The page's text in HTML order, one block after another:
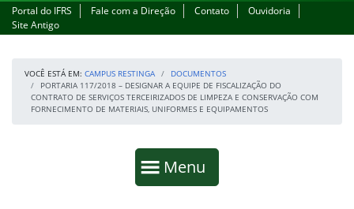
Portal do IFRS Fale com a Direção Contato
Ouvidoria
Site Antigo
VOCÊ ESTÁ EM: CAMPUS RESTINGA
DOCUMENTOS
PORTARIA 117/2018 – DESIGNAR A EQUIPE DE FISCALIZAÇÃO DO
CONTRATO DE SERVIÇOS TERCEIRIZADOS DE LIMPEZA E CONSERVAÇÃO COM
FORNECIMENTO DE MATERIAIS, UNIFORMES E EQUIPAMENTOS
Mostrar
Menu